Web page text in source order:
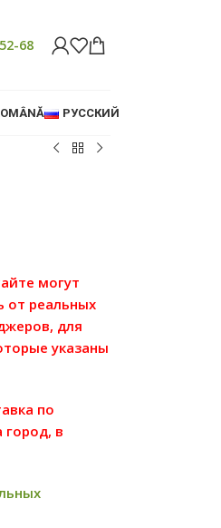
68
РУССКИЙ
могут
от реальных
для
указаны
по
город, в